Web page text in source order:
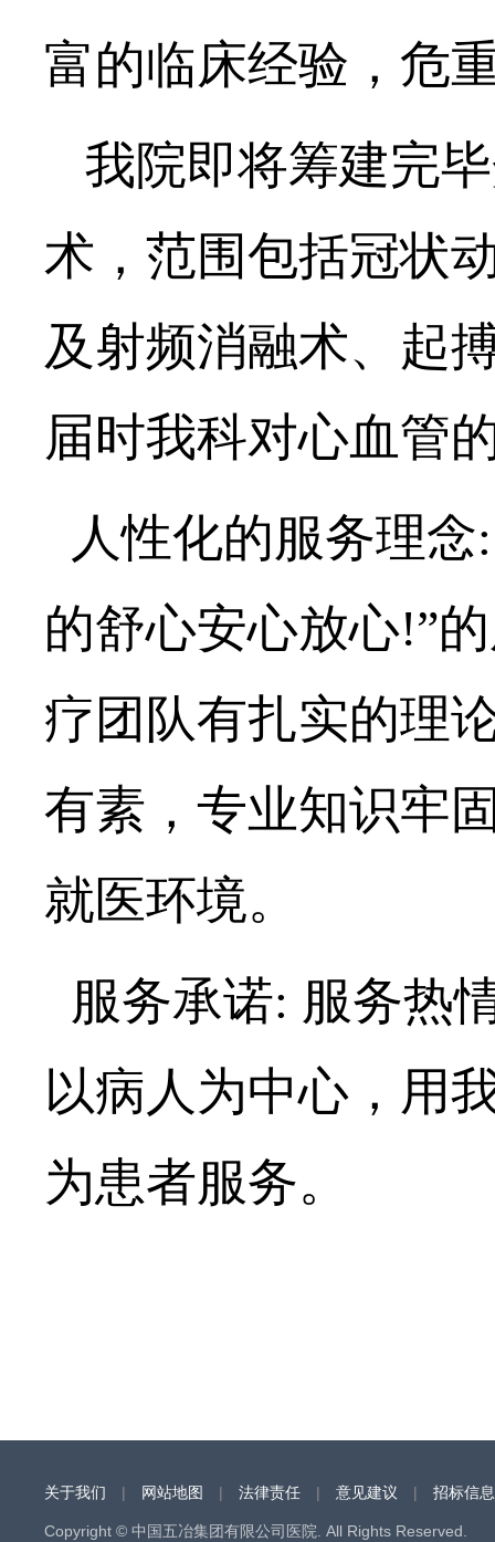
富的临床经验，危
我院即将筹建完
术， 范围包括冠状
及射频消融术、起
届时我科对心血管
人性化的服务理念
的舒心安心放心!”
疗团队有扎实的理
有素， 专业知识牢
就医环境。
服务承诺: 服务热
以病人为中心，用
为患者服务。
关于我们 | 网站地图 | 法律责任 | 意见建议 | 招标信息
Copyright © 中国五冶集团有限公司医院. All Rights Reserved.